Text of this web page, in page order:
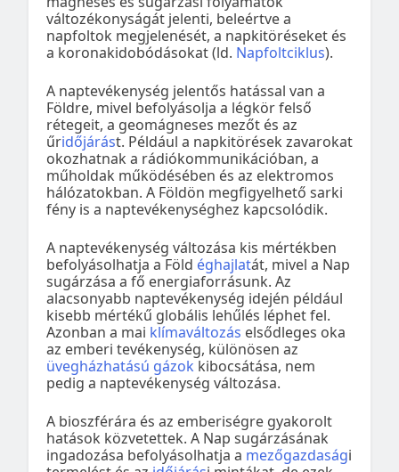
változékonyságát jelenti, beleértve a
napfoltok megjelenését, a napkitöréseket és
a koronakidobódásokat (ld. Napfoltciklus).
A naptevékenység jelentős hatással van a
Földre, mivel befolyásolja a légkör felső
rétegeit, a geomágneses mezőt és az
űridőjárást. Például a napkitörések zavarokat
okozhatnak a rádiókommunikációban, a
műholdak működésében és az elektromos
hálózatokban. A Földön megfigyelhető sarki
fény is a naptevékenységhez kapcsolódik.
A naptevékenység változása kis mértékben
befolyásolhatja a Föld éghajlatát, mivel a Nap
sugárzása a fő energiaforrásunk. Az
alacsonyabb naptevékenység idején például
kisebb mértékű globális lehűlés léphet fel.
Azonban a mai klímaváltozás elsődleges oka
az emberi tevékenység, különösen az
üvegházhatású gázok kibocsátása, nem
pedig a naptevékenység változása.
A bioszférára és az emberiségre gyakorolt
hatások közvetettek. A Nap sugárzásának
ingadozása befolyásolhatja a mezőgazdasági